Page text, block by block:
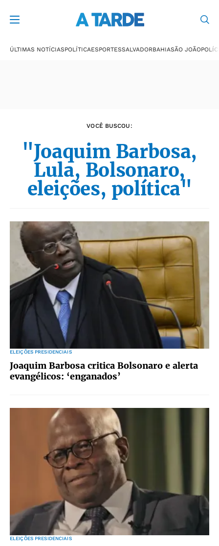
ÚLTIMAS NOTÍCIASPOLÍTICAESPORTESSALVADORBAHIASÃO JOÃO
VOCÊ BUSCOU:
"Joaquim Barbosa,
Lula, Bolsonaro,
eleições, política"
ELEIÇÕES PRESIDENCIAIS
Joaquim Barbosa critica Bolsonaro e alerta
evangélicos: ‘enganados’
ELEIÇÕES PRESIDENCIAIS